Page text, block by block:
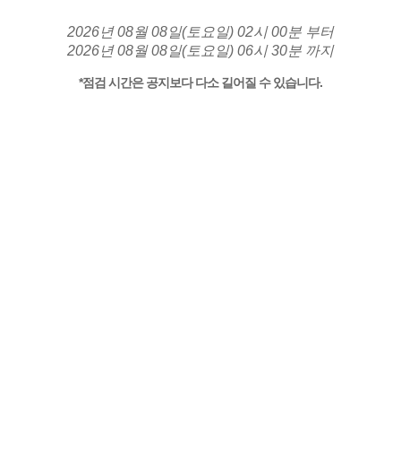
2026년 08월 08일(토요일) 02시 00분 부터
2026년 08월 08일(토요일) 06시 30분 까지
*점검 시간은 공지보다 다소 길어질 수 있습니다.